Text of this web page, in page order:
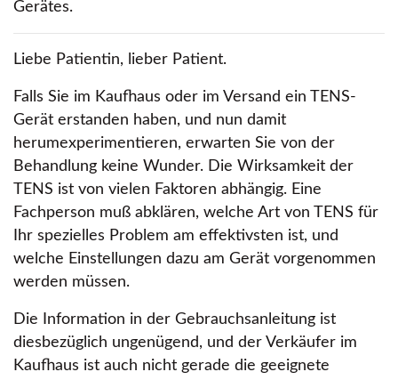
Gerätes.
Liebe Patientin, lieber Patient.
Falls Sie im Kaufhaus oder im Versand ein TENS-
Gerät erstanden haben, und nun damit
herumexperimentieren, erwarten Sie von der
Behandlung keine Wunder. Die Wirksamkeit der
TENS ist von vielen Faktoren abhängig. Eine
Fachperson muß abklären, welche Art von TENS für
Ihr spezielles Problem am effektivsten ist, und
welche Einstellungen dazu am Gerät vorgenommen
werden müssen.
Die Information in der Gebrauchsanleitung ist
diesbezüglich ungenügend, und der Verkäufer im
Kaufhaus ist auch nicht gerade die geeignete